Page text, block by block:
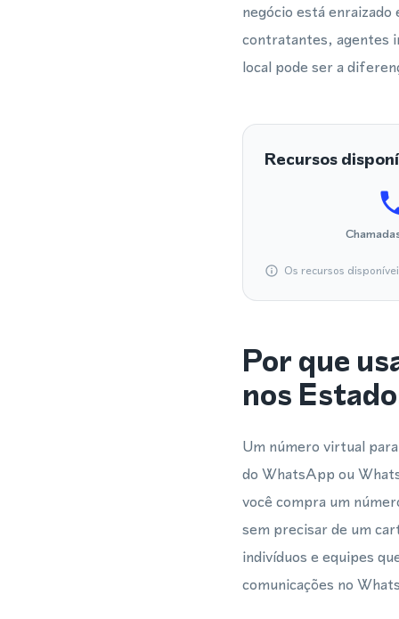
negócio está
contratantes, agentes
local pode ser a
Recursos
Os recursos
Por que
nos
Um número virtual
do WhatsApp ou
você compra um
sem precisar de um
indivíduos e equipes
comunicações no